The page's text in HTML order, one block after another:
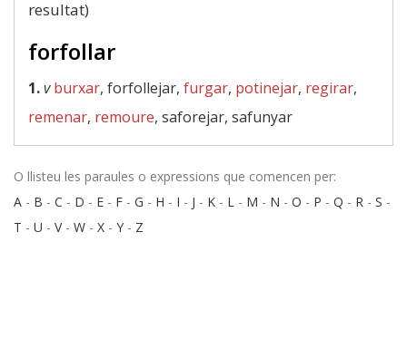
resultat)
forfollar
1.v burxar, forfollejar, furgar, potinejar, regirar,
remenar, remoure, saforejar, safunyar
O llisteu les paraules o expressions que comencen per:
A - B - C - D - E - F - G - H - I - J - K - L - M - N - O - P - Q - R - S -
T - U - V- W - X - Y - Z